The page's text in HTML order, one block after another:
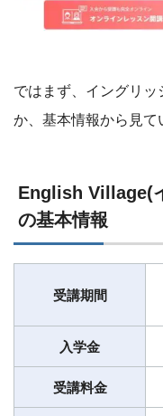
ではまず、イングリ
か、基本情報から見て
English Village(
の基本情報
受講期間
入学金
受講料金